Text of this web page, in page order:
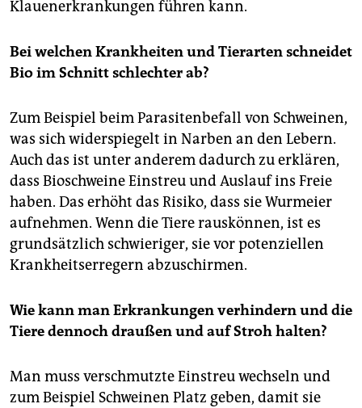
Klauenerkrankungen führen kann.
Bei welchen Krankheiten und Tierarten schneidet
Bio im Schnitt schlechter ab?
Zum Beispiel beim Parasitenbefall von Schweinen,
was sich widerspiegelt in Narben an den Lebern.
Auch das ist unter anderem dadurch zu erklären,
dass Bioschweine Einstreu und Auslauf ins Freie
haben. Das erhöht das Risiko, dass sie Wurmeier
aufnehmen. Wenn die Tiere rauskönnen, ist es
grundsätzlich schwieriger, sie vor potenziellen
Krankheitserregern abzuschirmen.
Wie kann man Erkrankungen verhindern und die
Tiere dennoch draußen und auf Stroh halten?
Man muss verschmutzte Einstreu wechseln und
zum Beispiel Schweinen Platz geben, damit sie